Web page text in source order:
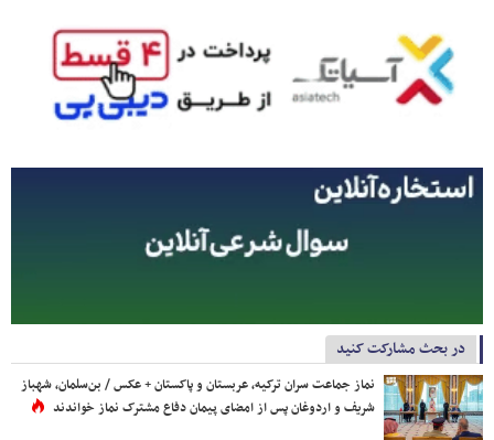
در بحث مشارکت کنید
نماز جماعت سران ترکیه، عربستان و پاکستان + عکس / بن‌سلمان، شهباز
شریف و اردوغان پس از امضای پیمان دفاع مشترک نماز خواندند